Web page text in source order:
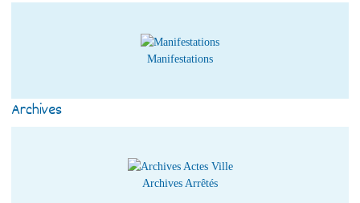
Manifestations
Archives
Archives Arrêtés